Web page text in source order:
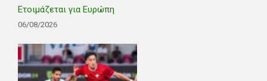
Ετοιμάζεται για Ευρώπη
06/08/2026